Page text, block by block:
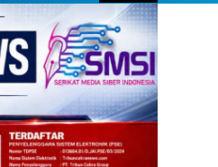
Youtube.com
STOP PRESS